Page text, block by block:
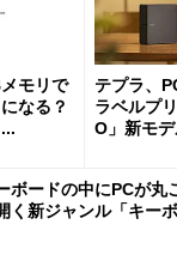
モリで
なる？
テプラ、
ラベルプ
O」新モ
ボードの中にPCが
く新ジャンル「キー